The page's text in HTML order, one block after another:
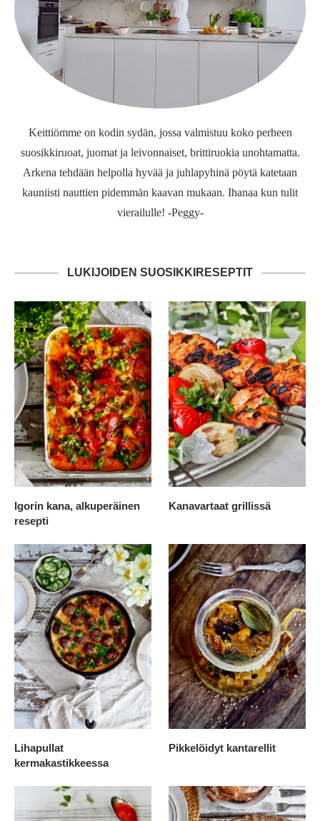
Keittiömme on kodin sydän, jossa valmistuu koko perheen
suosikkiruoat, juomat ja leivonnaiset, brittiruokia unohtamatta.
Arkena tehdään helpolla hyvää ja juhlapyhinä pöytä katetaan
kauniisti nauttien pidemmän kaavan mukaan. Ihanaa kun tulit
vierailulle! -Peggy-
LUKIJOIDEN SUOSIKKIRESEPTIT
Igorin kana, alkuperäinen
resepti
Kanavartaat grillissä
Lihapullat
kermakastikkeessa
Pikkelöidyt kantarellit